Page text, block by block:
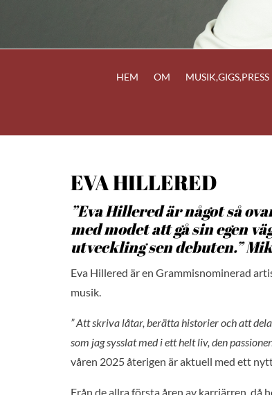
HEM OM MUSIK,GIGS,PRESS
EVA HILLERED
”Eva Hillered är något så
med modet att gå sin egen
utveckling sen debuten.”
Eva Hillered är en Grammisnominerad
musik.
” Att skriva låtar, berätta historier och att
som jag sysslat med i ett helt liv, den
våren 2025 återigen är aktuell med ett nytt
Från de allra första åren av karriärren, då